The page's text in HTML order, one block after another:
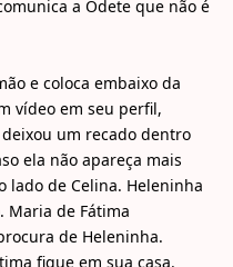
a Odete que não é
e coloca embaixo da
vídeo em seu perfil,
um recado dentro
ela não apareça mais
lado de Celina. Heleninha
Maria de Fátima
de Heleninha.
fique em sua casa.